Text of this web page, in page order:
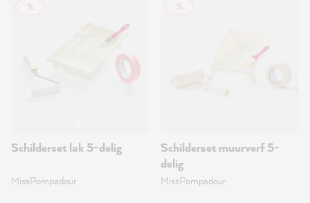
%
Schilderset lak 5-delig
MissPompadour
%
Schilderset muurverf 5-
delig
MissPompadour